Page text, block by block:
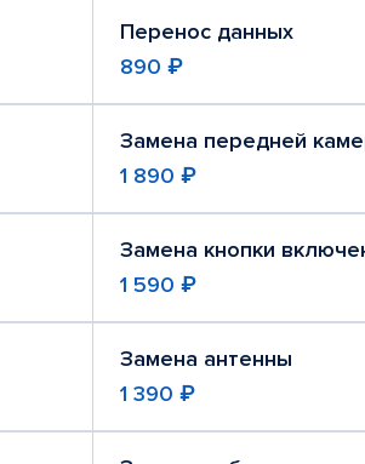
Перенос данных
890 ₽
Замена передней
1 890 ₽
Замена кнопки
1 590 ₽
Замена антенны
1 390 ₽